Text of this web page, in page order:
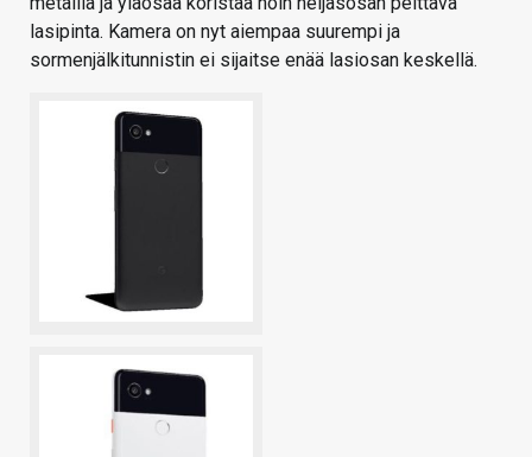
lasipinta. Kamera on nyt aiempaa suurempi ja
sormenjälkitunnistin ei sijaitse enää lasiosan keskellä.